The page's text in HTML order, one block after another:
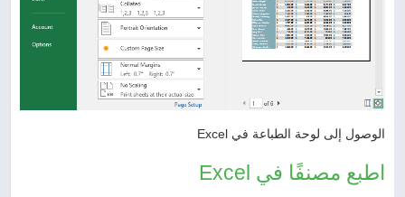
الوصول إلى لوحة الطباعة في Excel
اطبع مصنفًا في Excel